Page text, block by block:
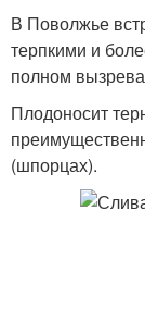
В Поволжье
терпкими и
полном
Плодоносит
(шпорцах).